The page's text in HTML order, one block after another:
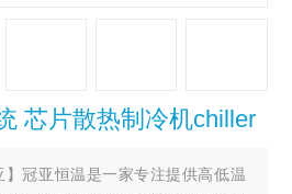
芯片散热制冷机chiller
】冠亚恒温是一家专注提供高低温